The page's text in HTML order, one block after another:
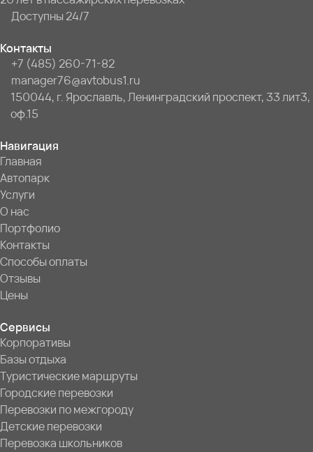
Доступны 24/7
Контакты
+7 (485) 260-71-82
manager76@avtobus1.ru
150044, г. Ярославль, Ленинградский проспект, 33 лит3,
оф.15
Навигация
Главная
Автопарк
Услуги
О нас
Портфолио
Контакты
Способы оплаты
Отзывы
Цены
Сервисы
Корпоративы
Базы отдыха
Туристические маршруты
Городские перевозки
Перевозки по межгороду
Детские перевозки
Перевозка школьников